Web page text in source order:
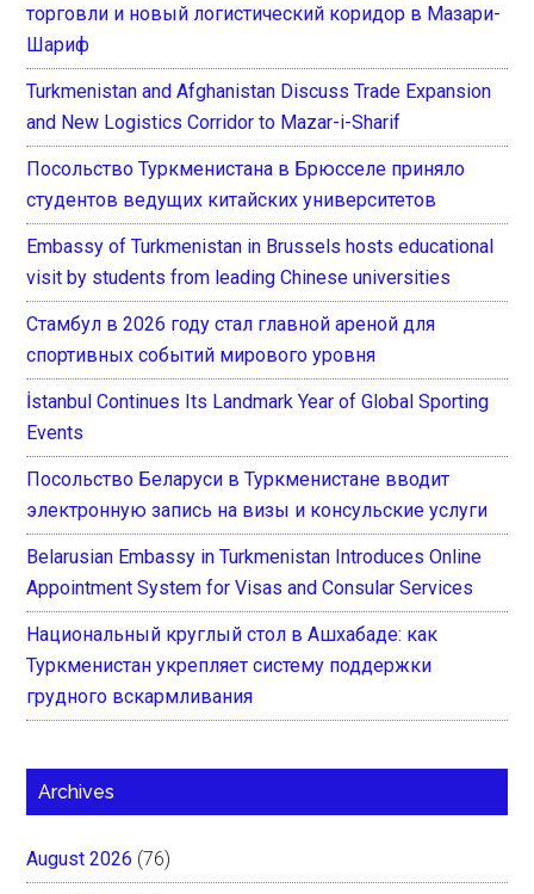
торговли и новый логистический коридор в Мазари-
Шариф
Turkmenistan and Afghanistan Discuss Trade Expansion
and New Logistics Corridor to Mazar-i-Sharif
Посольство Туркменистана в Брюсселе приняло
студентов ведущих китайских университетов
Embassy of Turkmenistan in Brussels hosts educational
visit by students from leading Chinese universities
Стамбул в 2026 году стал главной ареной для
спортивных событий мирового уровня
İstanbul Continues Its Landmark Year of Global Sporting
Events
Посольство Беларуси в Туркменистане вводит
электронную запись на визы и консульские услуги
Belarusian Embassy in Turkmenistan Introduces Online
Appointment System for Visas and Consular Services
Национальный круглый стол в Ашхабаде: как
Туркменистан укрепляет систему поддержки
грудного вскармливания
Archives
August 2026 (76)